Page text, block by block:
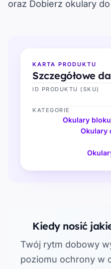
oraz Dobierz okulary
KARTA PRODUKTU
Szczegółowe
ID PRODUKTU (SKU)
KATEGORIE
Okulary
Okulary
Kiedy nosić
Twój rytm dobowy
poziomu ochrony w